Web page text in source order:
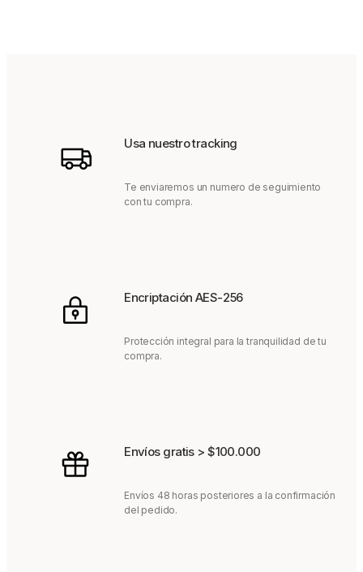
Usa nuestro tracking
Te enviaremos un numero de seguimiento
con tu compra.
Encriptación AES-256
Protección integral para la tranquilidad de tu
compra.
Envíos gratis > $100.000
Envíos 48 horas posteriores a la confirmación
del pedido.